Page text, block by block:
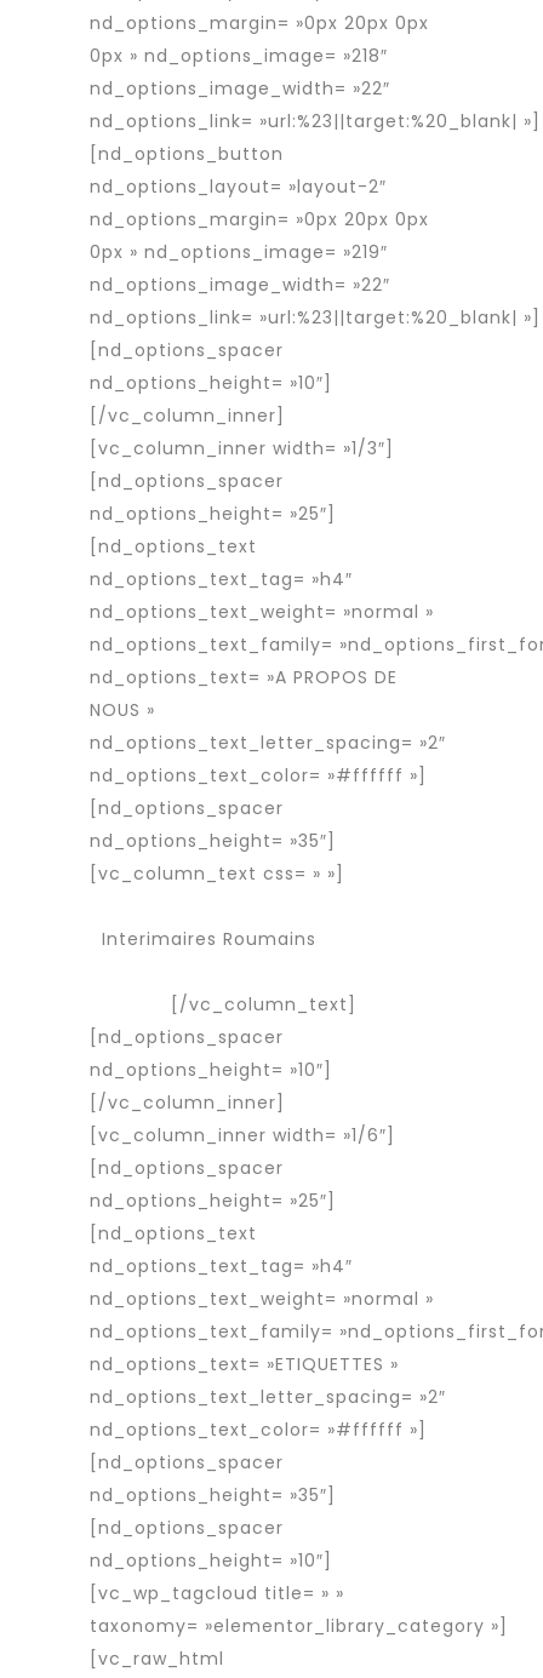
nd_options_margin= »0px 20px 0px
0px » nd_options_image= »218″
nd_options_image_width= »22″
nd_options_link= »url:%23||target:%20_blank| »]
[nd_options_button
nd_options_layout= »layout-2″
nd_options_margin= »0px 20px 0px
0px » nd_options_image= »219″
nd_options_image_width= »22″
nd_options_link= »url:%23||target:%20_blank| »]
[nd_options_spacer
nd_options_height= »10″]
[/vc_column_inner]
[vc_column_inner width= »1/3″]
[nd_options_spacer
nd_options_height= »25″]
[nd_options_text
nd_options_text_tag= »h4″
nd_options_text_weight= »normal »
nd_options_text_family=
nd_options_text= »A PROPOS DE
NOUS »
nd_options_text_letter_spacing= »2″
nd_options_text_color= »#ffffff »]
[nd_options_spacer
nd_options_height= »35″]
[vc_column_text css= » »]
Interimaires Roumains
[/vc_column_text]
[nd_options_spacer
nd_options_height= »10″]
[/vc_column_inner]
[vc_column_inner width= »1/6″]
[nd_options_spacer
nd_options_height= »25″]
[nd_options_text
nd_options_text_tag= »h4″
nd_options_text_weight= »normal »
nd_options_text_family=
nd_options_text= »ETIQUETTES »
nd_options_text_letter_spacing= »2″
nd_options_text_color= »#ffffff »]
[nd_options_spacer
nd_options_height= »35″]
[nd_options_spacer
nd_options_height= »10″]
[vc_wp_tagcloud title= » »
taxonomy= »elementor_library_category »]
[vc_raw_html